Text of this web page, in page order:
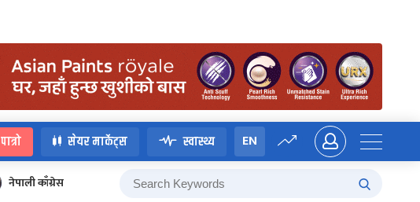
पात्रो सेयर मार्केट्स स्वास्थ्य EN
नेपाली काँग्रेस